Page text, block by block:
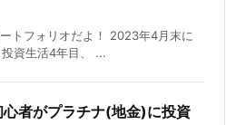
トフォリオだよ！ 2023年4月末に
資生活4年目、 ...
心者がプラチナ(地金)に投資